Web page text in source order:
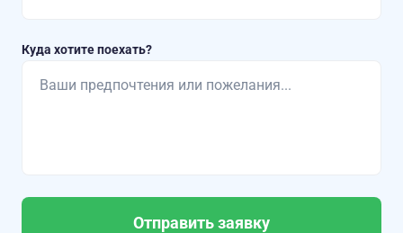
Куда хотите поехать?
Отправить заявку